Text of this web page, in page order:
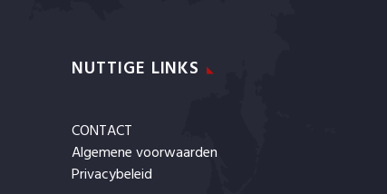
NUTTIGE LINKS
CONTACT
Algemene voorwaarden
Privacybeleid